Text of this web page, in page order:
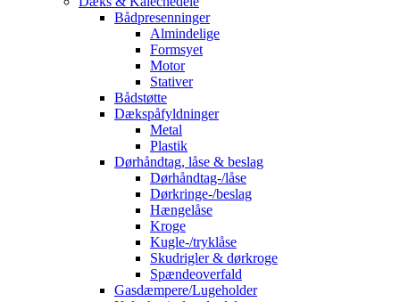
Bådpresenninger
Almindelige
Formsyet
Motor
Stativer
Bådstøtte
Dækspåfyldninger
Metal
Plastik
Dørhåndtag, låse & beslag
Dørhåndtag-/låse
Dørkringe-/beslag
Hængelåse
Kroge
Kugle-/tryklåse
Skudrigler & dørkroge
Spændeoverfald
Gasdæmpere/Lugeholder